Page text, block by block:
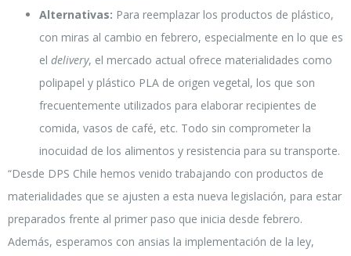
Alternativas: Para reemplazar los productos de plástico,
con miras al cambio en febrero, especialmente en lo que es
el delivery, el mercado actual ofrece materialidades como
polipapel y plástico PLA de origen vegetal, los que son
frecuentemente utilizados para elaborar recipientes de
comida, vasos de café, etc. Todo sin comprometer la
inocuidad de los alimentos y resistencia para su transporte.
“Desde DPS Chile hemos venido trabajando con productos de
materialidades que se ajusten a esta nueva legislación, para estar
preparados frente al primer paso que inicia desde febrero.
Además, esperamos con ansias la implementación de la ley,